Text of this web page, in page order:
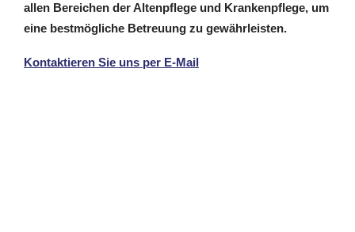
allen Bereichen der Altenpflege und Krankenpflege, um
eine bestmögliche Betreuung zu gewährleisten.
Kontaktieren Sie uns per E-Mail